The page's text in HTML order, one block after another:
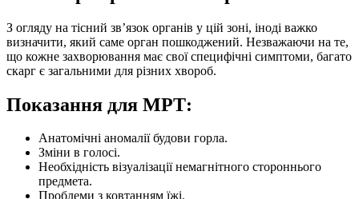
З огляду на тісний зв’язок органів у цій зоні, іноді важко
визначити, який саме орган пошкоджений. Незважаючи на те,
що кожне захворювання має свої специфічні симптоми, багато
скарг є загальними для різних хвороб.
Показання для МРТ:
Анатомічні аномалії будови горла.
Зміни в голосі.
Необхідність візуалізації немагнітного стороннього
предмета.
Проблеми з ковтанням їжі.